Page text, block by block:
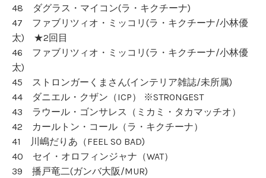
48 ダグラス・マイコン(ラ・キクチーナ)
47 ファブリツィオ・ミッコリ(ラ・キクチーナ/小林優
太) ★2回目
46 ファブリツィオ・ミッコリ(ラ・キクチーナ/小林優
太)
45 ストロンガーくまさん(インテリア雑誌/未所属)
44 ダニエル・クザン（ICP） ※STRONGEST
43 ラウール・ゴンサレス（ミカミ・タカマッチオ）
42 カールトン・コール（ラ・キクチーナ）
41 川嶋だりあ（FEEL SO BAD)
40 セイ・オロフィンジャナ（WAT）
39 播戸竜二(ガンバ大阪/MUR)